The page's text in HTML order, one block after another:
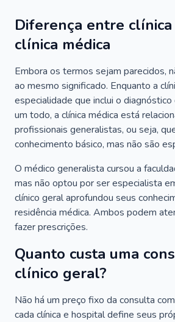
Diferença entre
clínica médica
Embora os termos sejam parecidos,
ao mesmo significado. Enquanto a
especialidade que inclui o
um todo, a clínica médica está
profissionais generalistas, ou seja,
conhecimento básico, mas não são
O médico generalista cursou a
mas não optou por ser especialista
clínico geral aprofundou seus
residência médica. Ambos podem
fazer prescrições.
Quanto custa uma
clínico geral?
Não há um preço fixo da consulta
cada clínica e hospital define seus